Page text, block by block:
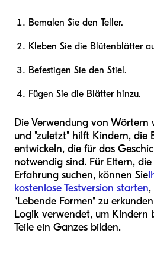
Bemalen Sie den Teller.
Kleben Sie die Blütenblätter
Befestigen Sie den Stiel.
Fügen Sie die Blätter hinzu.
Die Verwendung von Wörtern
und "zuletzt" hilft Kindern, die
entwickeln, die für das
notwendig sind. Für Eltern,
Erfahrung suchen, können Sie
kostenlose Testversion starten,
"Lebende Formen" zu
Logik verwendet, um Kindern
Teile ein Ganzes bilden.